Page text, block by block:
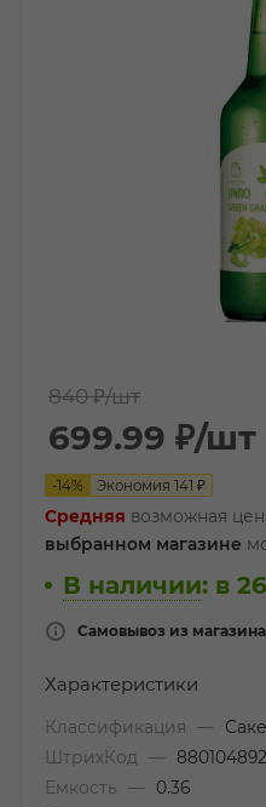
840 ₽/шт
699.99 ₽/шт
-14% Экономия 141 ₽
Средняя возможная
выбранном магазине
В наличии: в
Самовывоз из
Характеристики
Классификация —
ШтрихКод
—
Емкость
—
0.36